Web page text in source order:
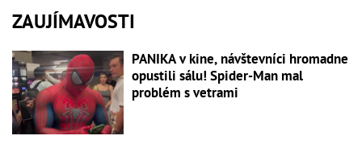
ZAUJÍMAVOSTI
PANIKA v kine, návštevníci hromadne
opustili sálu! Spider-Man mal
problém s vetrami